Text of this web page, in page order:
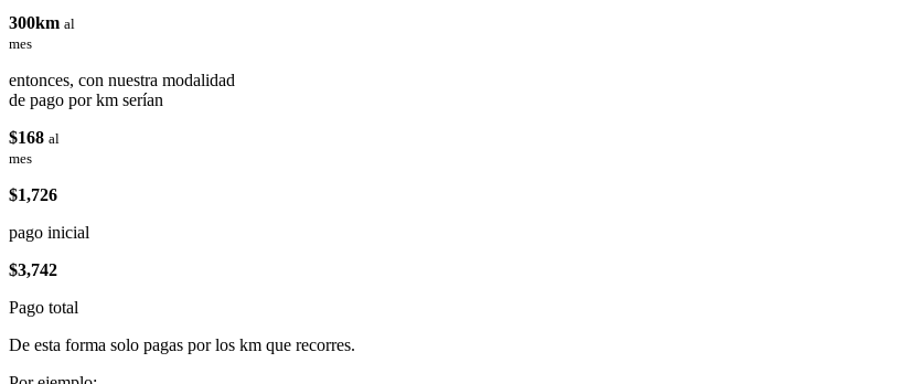
300km al
mes
entonces, con nuestra modalidad
de pago por km serían
$168 al
mes
$1,726
pago inicial
$3,742
Pago total
De esta forma solo pagas por los km que recorres.